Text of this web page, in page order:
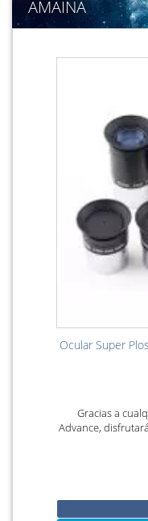
AMAINA
Ocular Super
Gracias a
Advance,